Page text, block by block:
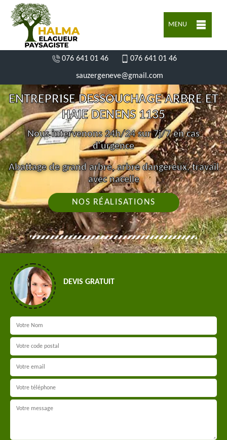
MENU
076 641 01 46 076 641 01 46
sauzergeneve@gmail.com
ENTREPRISE DESSOUCHAGE ARBRE ET
HAIE DENENS 1135
Nous intervenons 24h/24 sur 7j/7 en cas
d'urgence
Abattage de grand arbre, arbre dangereux, travail
avec nacelle
NOS RÉALISATIONS
DEVIS GRATUIT